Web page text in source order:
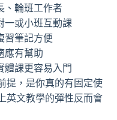
、輪班工作者
一或小班互動課
習筆記方便
應有幫助
體課更容易入門
提，是你真的有固定使
英文教學的彈性反而會